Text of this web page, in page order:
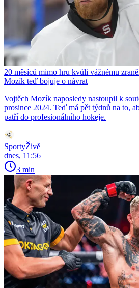
20 měsíců mimo hru kvůli vážnému
Mozík teď bojuje o návrat
Vojtěch Mozík naposledy nastoupil k
prosince 2024. Teď má pět týdnů na to,
patří do profesionálního hokeje.
SportyŽivě
dnes, 11:56
3 min